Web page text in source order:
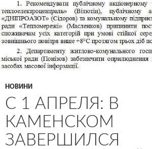
НОВИНИ
С 1 АПРЕЛЯ: В
КАМЕНСКОМ
ЗАВЕРШИЛСЯ